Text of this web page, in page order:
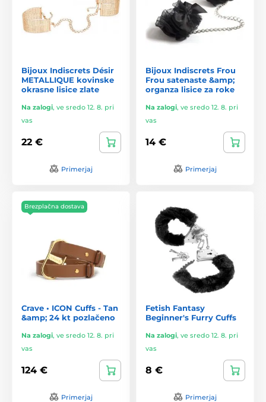
Bijoux Indiscrets Désir
METALLIQUE kovinske
okrasne lisice zlate
Na zalogi, ve sredo 12. 8. pri
vas
22 €
Primerjaj
Bijoux Indiscrets Frou
Frou satenaste &amp;
organza lisice za roke
Na zalogi, ve sredo 12. 8. pri
vas
14 €
Primerjaj
Brezplačna dostava
Crave • ICON Cuffs - Tan
&amp; 24 kt pozlačeno
Na zalogi, ve sredo 12. 8. pri
vas
124 €
Primerjaj
Fetish Fantasy
Beginner's Furry Cuffs
Na zalogi, ve sredo 12. 8. pri
vas
8 €
Primerjaj